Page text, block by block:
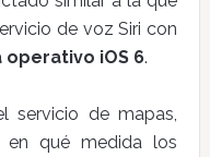
de voz Siri con
iOS 6.
servicio de mapas,
en qué medida los